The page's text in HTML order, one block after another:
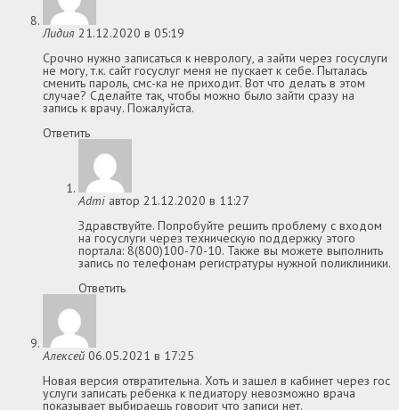
Лидия 21.12.2020 в 05:19
Срочно нужно записаться к неврологу, а зайти через госуслуги
не могу, т.к. сайт госуслуг меня не пускает к себе. Пыталась
сменить пароль, смс-ка не приходит. Вот что делать в этом
случае? Сделайте так, чтобы можно было зайти сразу на
запись к врачу. Пожалуйста.
Ответить
Admi автор 21.12.2020 в 11:27
Здравствуйте. Попробуйте решить проблему с входом
на госуслуги через техническую поддержку этого
портала: 8(800)100-70-10. Также вы можете выполнить
запись по телефонам регистратуры нужной поликлиники.
Ответить
Алексей 06.05.2021 в 17:25
Новая версия отвратительна. Хоть и зашел в кабинет через гос
услуги записать ребенка к педиатору невозможно врача
показывает выбираешь говорит что записи нет.